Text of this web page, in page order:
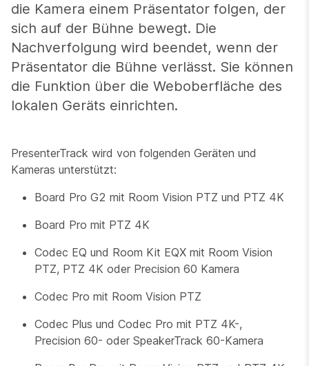
die Kamera einem Präsentator folgen, der
sich auf der Bühne bewegt. Die
Nachverfolgung wird beendet, wenn der
Präsentator die Bühne verlässt. Sie können
die Funktion über die Weboberfläche des
lokalen Geräts einrichten.
PresenterTrack wird von folgenden Geräten und
Kameras unterstützt:
Board Pro G2 mit Room Vision PTZ und PTZ 4K
Board Pro mit PTZ 4K
Codec EQ und Room Kit EQX mit Room Vision
PTZ, PTZ 4K oder Precision 60 Kamera
Codec Pro mit Room Vision PTZ
Codec Plus und Codec Pro mit PTZ 4K-,
Precision 60- oder SpeakerTrack 60-Kamera